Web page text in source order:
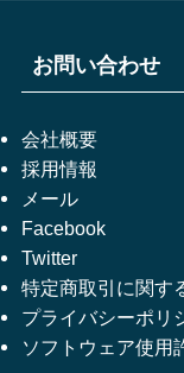
お問い合わせ
会社概要
採用情報
メール
Facebook
Twitter
特定商取引に関す
プライバシーポリ
ソフトウェア使用